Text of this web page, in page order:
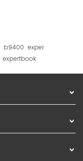
b9400 exper
expertbook